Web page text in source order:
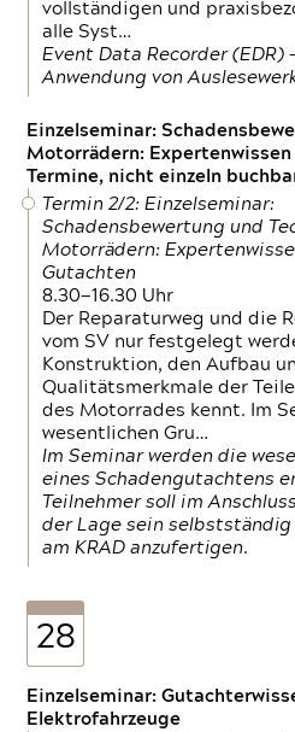
vollständigen und
alle Syst…
Event Data Recorder (EDR)
Anwendung von
Einzelseminar:
Motorrädern:
Termine, nicht einzeln
Termin 2/2: Einzelseminar:
Schadensbewertung und
Motorrädern:
Gutachten
8.30—16.30 Uhr
Der Reparaturweg und die
vom SV nur festgelegt
Konstruktion, den Aufbau
Qualitätsmerkmale der
des Motorrades kennt. Im
wesentlichen Gru…
Im Seminar werden die
eines Schadengutachtens
Teilnehmer soll im
der Lage sein
am KRAD anzufertigen.
28
Einzelseminar:
Elektrofahrzeuge